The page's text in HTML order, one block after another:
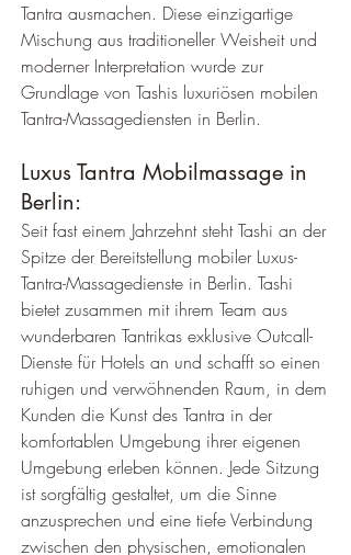
Tantra ausmachen. Diese einzigartige
Mischung aus traditioneller Weisheit und
moderner Interpretation wurde zur
Grundlage von Tashis luxuriösen mobilen
Tantra-Massagediensten in Berlin.
Luxus Tantra Mobilmassage in
Berlin:
Seit fast einem Jahrzehnt steht Tashi an der
Spitze der Bereitstellung mobiler Luxus-
Tantra-Massagedienste in Berlin. Tashi
bietet zusammen mit ihrem Team aus
wunderbaren Tantrikas exklusive Outcall-
Dienste für Hotels an und schafft so einen
ruhigen und verwöhnenden Raum, in dem
Kunden die Kunst des Tantra in der
komfortablen Umgebung ihrer eigenen
Umgebung erleben können. Jede Sitzung
ist sorgfältig gestaltet, um die Sinne
anzusprechen und eine tiefe Verbindung
zwischen den physischen, emotionalen